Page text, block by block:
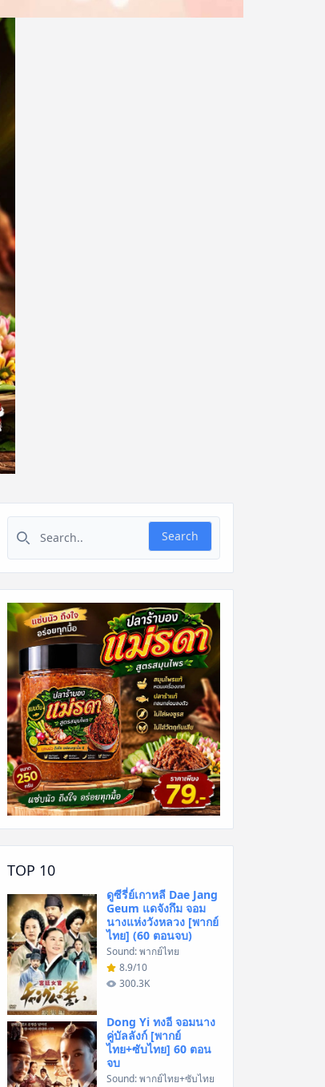
Search for:
Search
TOP 10
ดูซีรี่ย์เกาหลี Dae Jang
Geum แดจังกึม จอม
นางแห่งวังหลวง [พากย์
ไทย] (60 ตอนจบ)
Sound: พากย์ไทย
8.9/10
300.3K
Dong Yi ทงอี จอมนาง
คู่บัลลังก์ [พากย์
ไทย+ซับไทย] 60 ตอน
จบ
Sound: พากย์ไทย+ซับไทย